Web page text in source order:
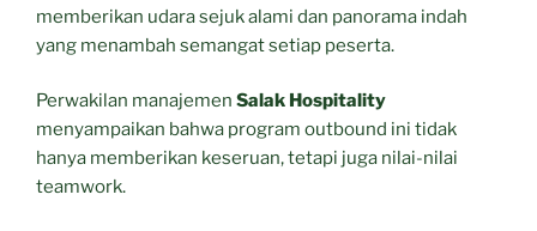
memberikan udara sejuk alami dan panorama indah
yang menambah semangat setiap peserta.
Perwakilan manajemen Salak Hospitality
menyampaikan bahwa program outbound ini tidak
hanya memberikan keseruan, tetapi juga nilai-nilai
teamwork.